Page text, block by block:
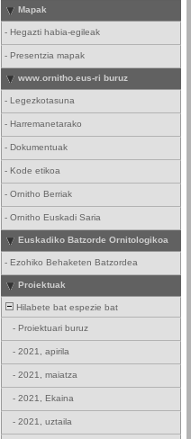
Mapak
- Hegazti habia-egileak
- Presentzia mapak
www.ornitho.eus-ri buruz
- Legezkotasuna
- Harremanetarako
- Dokumentuak
- Kode etikoa
- Ornitho Berriak
- Ornitho Euskadi Saria
Euskadiko Batzorde Ornitologikoa
- Ezohiko Behaketen Batzordea
Proiektuak
Hilabete bat espezie bat
- Proiektuari buruz
- 2021, apirila
- 2021, maiatza
- 2021, Ekaina
- 2021, uztaila